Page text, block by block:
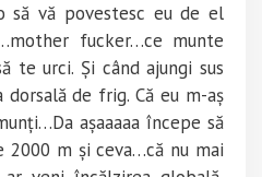
să vă povestesc eu de el
fucker…ce munte
te urci. Și când ajungi sus
de frig. Că eu m-aș
așaaaaa începe să
m și ceva…că nu mai